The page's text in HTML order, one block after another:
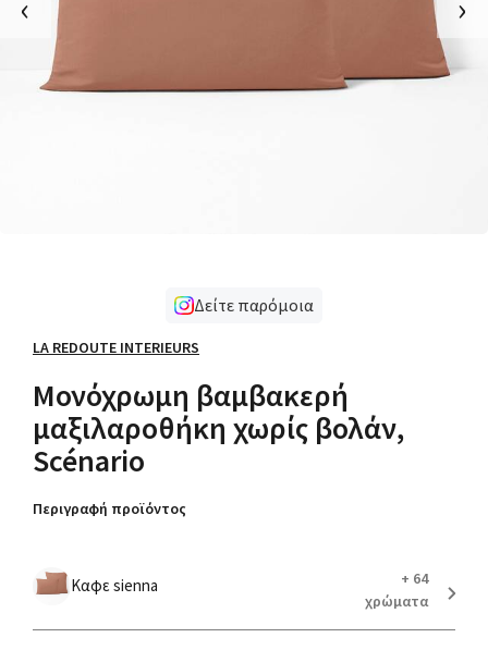
‹ ›
Δείτε παρόμοια
LA REDOUTE INTERIEURS
Μονόχρωμη βαμβακερή
μαξιλαροθήκη χωρίς βολάν,
Scénario
Περιγραφή προϊόντος
Καφε sienna
+ 64
χρώματα